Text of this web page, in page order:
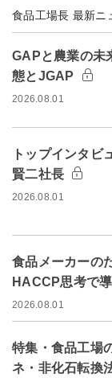
食品工場長 最新ニ
GAPと農業の未
態とJGAP
2026.08.01
トップインタビ
賢二社長
2026.08.01
食品メーカーの
HACCP思考で
2026.08.01
特集・食品工場
ネ・非化石転換